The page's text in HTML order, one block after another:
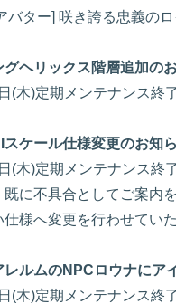
バター] 咲き誇る忠義の
ヘリックス階層追加の
(木)定期メンテナンス終
ケール仕様変更のお知
(木)定期メンテナンス終
に不具合としてご案内
様へ変更を行わせてい
ルムのNPCロウナにア
(木)定期メンテナンス終